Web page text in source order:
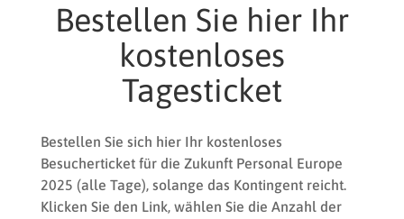
Bestellen Sie hier Ihr
kostenloses
Tagesticket
Bestellen Sie sich hier Ihr kostenloses
Besucherticket für die Zukunft Personal Europe
2025 (alle Tage), solange das Kontingent reicht.
Klicken Sie den Link, wählen Sie die Anzahl der